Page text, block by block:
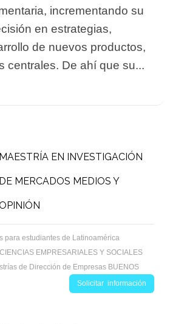
incrementando su
en estrategias,
de nuevos productos,
centrales. De ahí que su...
MAESTRÍA EN INVESTIGACIÓN
DE MERCADOS MEDIOS Y
para estudiantes de Latinoamérica
EMPRESARIALES Y SOCIALES
de Dirección de Empresas BUENOS
Solicitar información